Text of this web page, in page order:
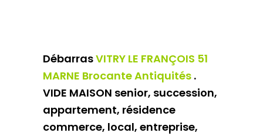
DébarrasVITRY LE FRANÇOIS 51
MARNE Brocante Antiquités .
VIDE MAISON senior, succession,
appartement, résidence
commerce, local, entreprise,